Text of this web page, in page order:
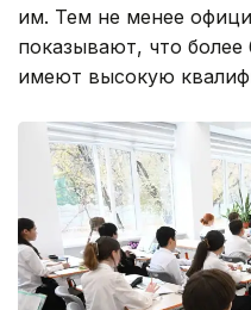
им. Тем не менее
показывают, что более
имеют высокую